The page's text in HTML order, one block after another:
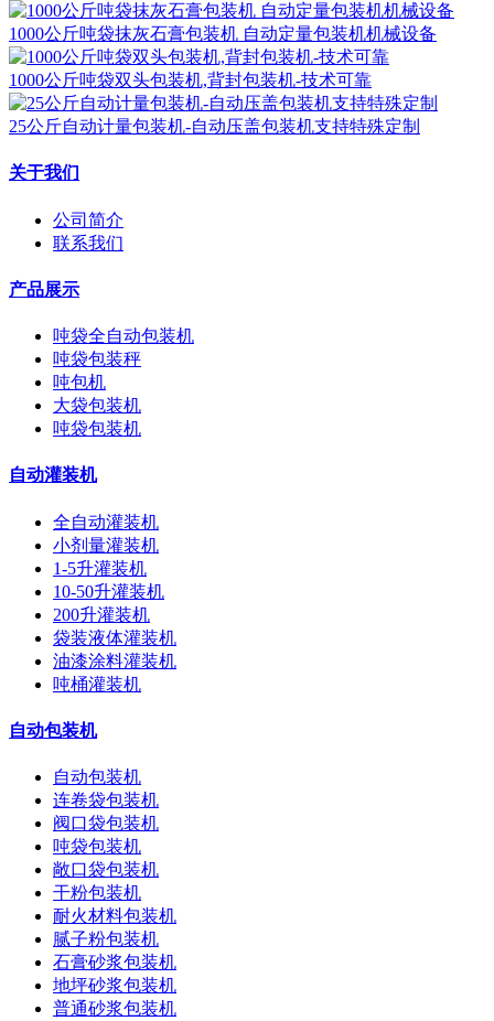
1000公斤吨袋抹灰石膏包装机 自动定量包装机机械设备
1000公斤吨袋双头包装机,背封包装机-技术可靠
25公斤自动计量包装机-自动压盖包装机支持特殊定制
关于我们
公司简介
联系我们
产品展示
吨袋全自动包装机
吨袋包装秤
吨包机
大袋包装机
吨袋包装机
自动灌装机
全自动灌装机
小剂量灌装机
1-5升灌装机
10-50升灌装机
200升灌装机
袋装液体灌装机
油漆涂料灌装机
吨桶灌装机
自动包装机
自动包装机
连卷袋包装机
阀口袋包装机
吨袋包装机
敞口袋包装机
干粉包装机
耐火材料包装机
腻子粉包装机
石膏砂浆包装机
地坪砂浆包装机
普通砂浆包装机